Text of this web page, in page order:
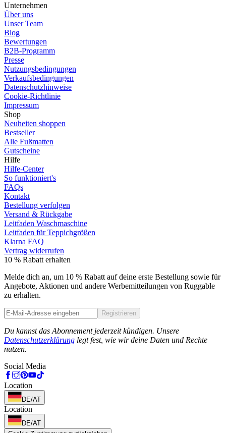
Unternehmen
Über uns
Unser Team
Blog
Bewertungen
B2B-Programm
Presse
Nutzungsbedingungen
Verkaufsbedingungen
Datenschutzhinweise
Cookie-Richtlinie
Impressum
Shop
Neuheiten shoppen
Bestseller
Alle Fußmatten
Gutscheine
Hilfe
Hilfe-Center
So funktioniert's
FAQs
Kontakt
Bestellung verfolgen
Versand & Rückgabe
Leitfaden Waschmaschine
Leitfaden für Teppichgrößen
Klarna FAQ
Vertrag widerrufen
10 % Rabatt erhalten
Melde dich an, um 10 % Rabatt auf deine erste Bestellung sowie für
Angebote, Aktionen und andere Werbemitteilungen von Ruggable
zu erhalten.
Registrieren
Du kannst das Abonnement jederzeit kündigen. Unsere
Datenschutzerklärung legt fest, wie wir deine Daten und Rechte
nutzen.
Social Media
Location
DE/AT
Location
DE/AT